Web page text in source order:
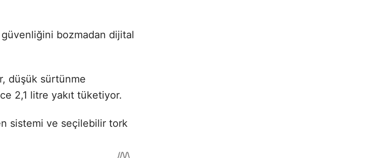
bozmadan dijital
düşük sürtünme
2,1 litre yakıt tüketiyor.
sistemi ve seçilebilir tork